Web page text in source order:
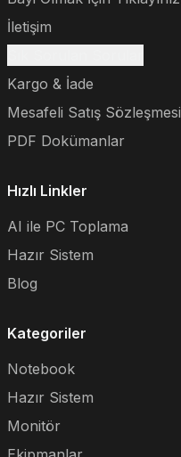
İletişim
Kargo & İade
Mesafeli Satış Sözleşmesi
PDF Dokümanlar
Hızlı Linkler
AI ile PC Toplama
Hazır Sistem
Blog
Kategoriler
Notebook
Hazır Sistem
Monitör